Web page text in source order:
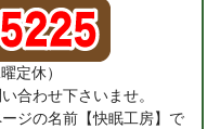
定休）
合わせ下さいませ。
ジの名前【快眠工房】で